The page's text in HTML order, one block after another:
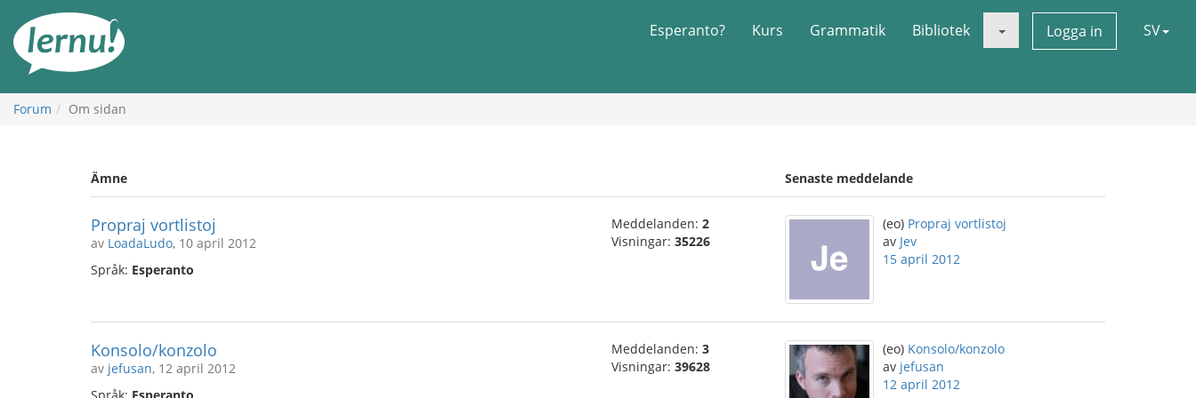
sidans
innehåll
Esperanto? Kurs Grammatik Bibliotek Logga in SV
Forum Om sidan
Ämne Senaste meddelande
Propraj vortlistoj
av LoadaLudo, 10 april 2012
Språk: Esperanto
Meddelanden: 2
Visningar: 35226
(eo) Propraj vortlistoj
av Jev
15 april 2012
Konsolo/konzolo
av jefusan, 12 april 2012
Meddelanden: 3
Visningar: 39628
(eo) Konsolo/konzolo
av jefusan
12 april 2012